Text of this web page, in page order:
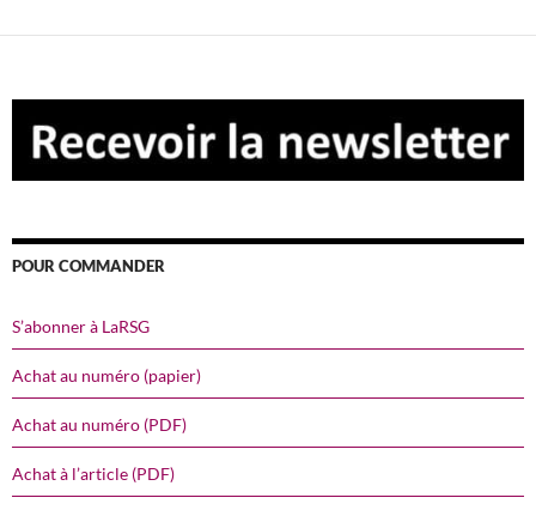
POUR COMMANDER
S’abonner à LaRSG
Achat au numéro (papier)
Achat au numéro (PDF)
Achat à l’article (PDF)